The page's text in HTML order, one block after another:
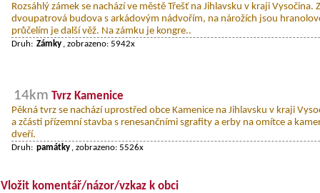
Rozsáhlý zámek se nachází ve městě Třešť na Jihlavsku v kraji Vysočina.
dvoupatrová budova s arkádovým nádvořím, na nárožích jsou
průčelím je další věž. Na zámku je kongre..
Druh: Zámky , zobrazeno: 5942x
14km Tvrz Kamenice
Pěkná tvrz se nachází uprostřed obce Kamenice na Jihlavsku v kraji
a zčásti přízemní stavba s renesančními sgrafity a erby na omítce a
dveří.
Druh: památky , zobrazeno: 5526x
Vložit komentář/názor/vzkaz k obci